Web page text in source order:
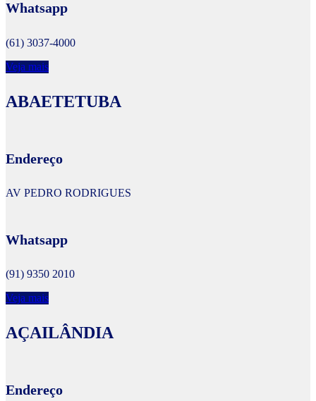
Whatsapp
(61) 3037-4000
Veja mais
ABAETETUBA
Endereço
AV PEDRO RODRIGUES
Whatsapp
(91) 9350 2010
Veja mais
AÇAILÂNDIA
Endereço